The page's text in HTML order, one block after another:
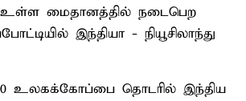
உள்ள மைதானத்தில் நடைபெற
இந்தியா - நியூசிலாந்து
உலகக்கோப்பை தொடரில் இந்திய